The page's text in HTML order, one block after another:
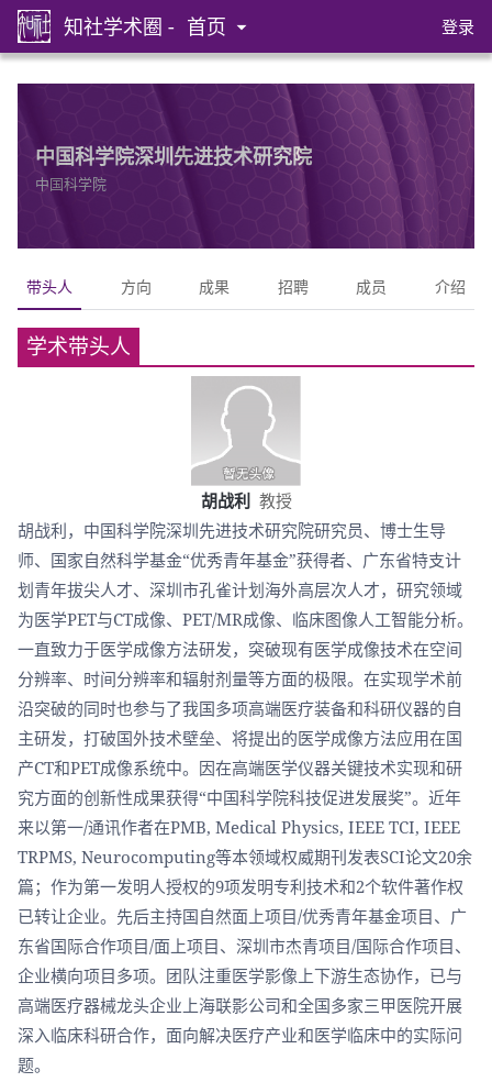
知社学术圈 - 首页 登录
中国科学院深圳先进技术研究院
中国科学院
带头人 方向 成果 招聘 成员 介绍
学术带头人
胡战利 教授
胡战利，中国科学院深圳先进技术研究院研究员、博士生导
师、国家自然科学基金“优秀青年基金”获得者、广东省特支计
划青年拔尖人才、深圳市孔雀计划海外高层次人才，研究领域
为医学PET与CT成像、PET/MR成像、临床图像人工智能分析。
一直致力于医学成像方法研发，突破现有医学成像技术在空间
分辨率、时间分辨率和辐射剂量等方面的极限。在实现学术前
沿突破的同时也参与了我国多项高端医疗装备和科研仪器的自
主研发，打破国外技术壁垒、将提出的医学成像方法应用在国
产CT和PET成像系统中。因在高端医学仪器关键技术实现和研
究方面的创新性成果获得“中国科学院科技促进发展奖”。近年
来以第一/通讯作者在PMB, Medical Physics, IEEE TCI, IEEE
TRPMS, Neurocomputing等本领域权威期刊发表SCI论文20余
篇；作为第一发明人授权的9项发明专利技术和2个软件著作权
已转让企业。先后主持国自然面上项目/优秀青年基金项目、广
东省国际合作项目/面上项目、深圳市杰青项目/国际合作项目、
企业横向项目多项。团队注重医学影像上下游生态协作，已与
高端医疗器械龙头企业上海联影公司和全国多家三甲医院开展
深入临床科研合作，面向解决医疗产业和医学临床中的实际问
题。